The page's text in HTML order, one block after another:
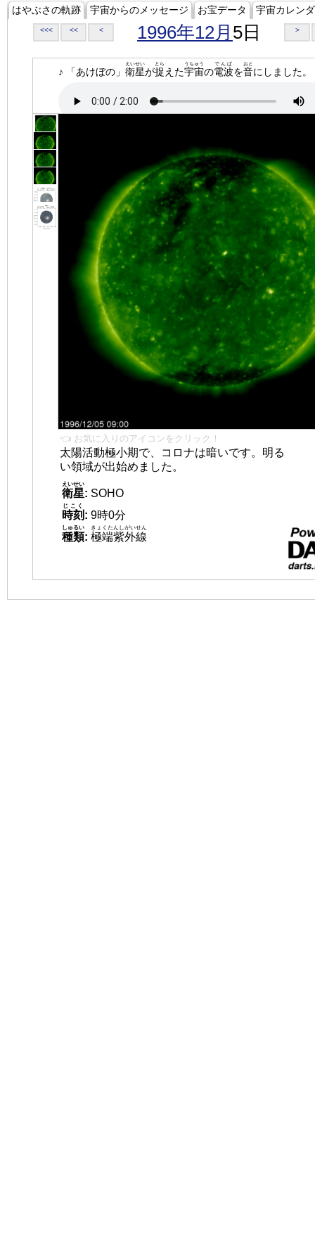
はやぶさの軌跡 宇宙からのメッセージ お宝データ 宇宙カレン
<<< << < 1996年12月 5日 >
♪ 「あけぼの」 衛星
えいせい
が捉
とら
えた宇宙
うちゅう
の電波
でんぱ
を音
おと
にしました。
👈 お気に入りのアイコンをクリック！
太陽活動極小期で、コロナは暗いです。明る
い領域が出始めました。
衛星
えいせい
: SOHO
時刻
じこく
: 9時0分
種類
しゅるい
: 極端紫外線
きょくたんしがいせん